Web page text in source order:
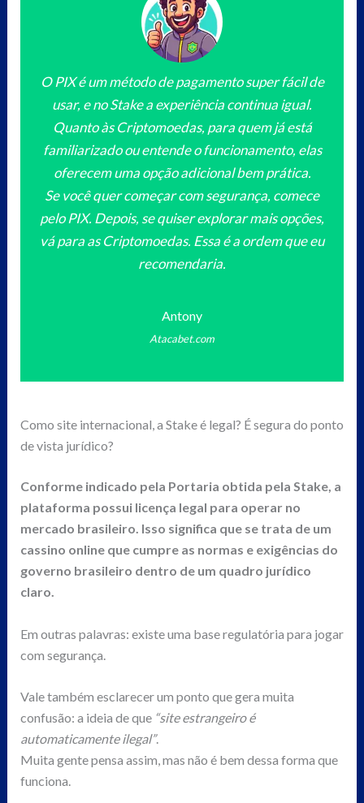
O PIX é um método de pagamento super fácil de
usar, e no Stake a experiência continua igual.
Quanto às Criptomoedas, para quem já está
familiarizado ou entende o funcionamento, elas
oferecem uma opção adicional bem prática.
Se você quer começar com segurança, comece
pelo PIX. Depois, se quiser explorar mais opções,
vá para as Criptomoedas. Essa é a ordem que eu
recomendaria.
Antony
Atacabet.com
Como site internacional, a Stake é legal? É segura do ponto
de vista jurídico?
Conforme indicado pela Portaria obtida pela Stake, a
plataforma possui licença legal para operar no
mercado brasileiro. Isso significa que se trata de um
cassino online que cumpre as normas e exigências do
governo brasileiro dentro de um quadro jurídico
claro.
Em outras palavras: existe uma base regulatória para jogar
com segurança.
Vale também esclarecer um ponto que gera muita
confusão: a ideia de que “site estrangeiro é
automaticamente ilegal”.
Muita gente pensa assim, mas não é bem dessa forma que
funciona.